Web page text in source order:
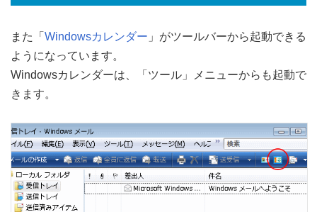
また「 Windowsカレンダー 」がツールバーから起動できる
ようになっています。
Windowsカレンダーは、「ツール」メニューからも起動で
きます。